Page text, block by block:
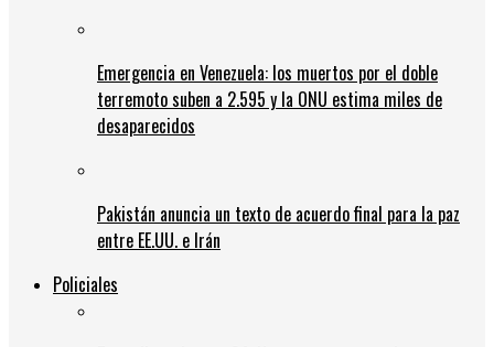
Emergencia en Venezuela: los muertos por el doble
terremoto suben a 2.595 y la ONU estima miles de
desaparecidos
Pakistán anuncia un texto de acuerdo final para la paz
entre EE.UU. e Irán
Policiales